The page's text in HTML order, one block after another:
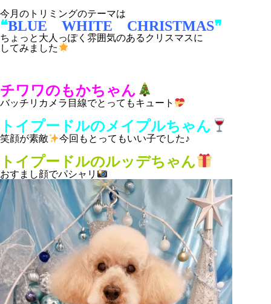
今月のトリミングのテーマは
❝BLUE WHITE CHRISTMAS❞
ちょっと大人っぽく雰囲気のあるクリスマスに
してみました
チワワのもかちゃん
バッチリカメラ目線でとってもキュート
トイプードルのメイプルちゃん
笑顔が素敵 今回もとってもいい子でした♪
トイプードルのルッデちゃん
おすまし顔でパシャリ